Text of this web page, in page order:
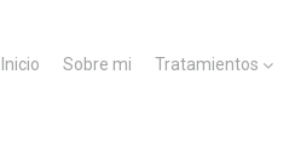
Inicio Sobre mi Tratamientos